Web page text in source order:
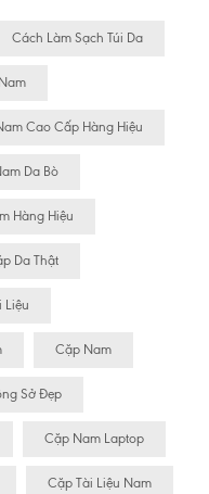
Cách Làm Sạch Túi Da
Cao Cấp Hàng Hiệu
Da Bò
Hàng Hiệu
Da Thật
Liệu
Cặp Nam
Sở Đẹp
Cặp Nam Laptop
Cặp Tài Liệu Nam